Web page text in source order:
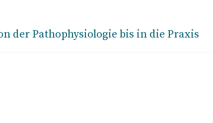
der Pathophysiologie bis in die Praxis